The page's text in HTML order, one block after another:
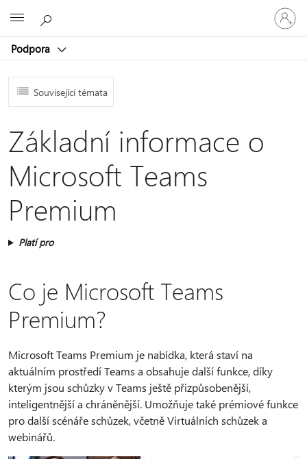
Podpora
Přihlaste
se
ke
účtu
Související témata
Základní informace o
Microsoft Teams
Premium
Platí pro
Co je Microsoft Teams
Premium?
Microsoft Teams Premium je nabídka, která staví na
aktuálním prostředí Teams a obsahuje další funkce, díky
kterým jsou schůzky v Teams ještě přizpůsobenější,
inteligentnější a chráněnější. Umožňuje také prémiové funkce
pro další scénáře schůzek, včetně Virtuálních schůzek a
webinářů.